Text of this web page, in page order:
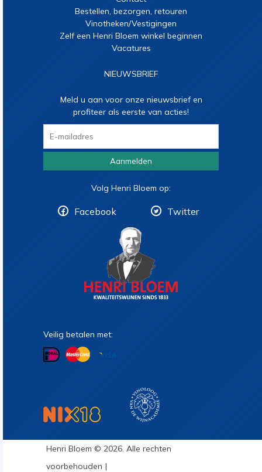
Bestellen, bezorgen, retouren
Vinotheken/Vestigingen
Zelf een Henri Bloem winkel beginnen
Vacatures
NIEUWSBRIEF
Meld u aan voor onze nieuwsbrief en
profiteer als eerste van acties!
Aanmelden
Volg Henri Bloem op:
Facebook Twitter
Veilig betalen met:
Henri Bloem © 2026. Alle rechten
voorbehouden